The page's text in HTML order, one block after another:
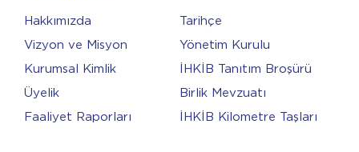
Hakkımızda
Tarihçe
Vizyon ve Misyon
Yönetim Kurulu
Kurumsal Kimlik
İHKİB Tanıtım Broşürü
Üyelik
Birlik Mevzuatı
Faaliyet Raporları
İHKİB Kilometre Taşları